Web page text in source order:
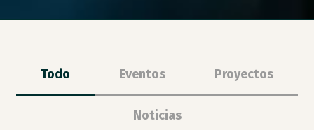
Todo Eventos Proyectos
Noticias